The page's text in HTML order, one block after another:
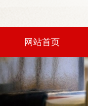
网站首页